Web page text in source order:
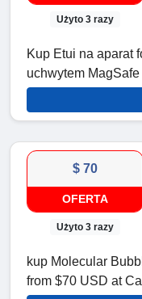
Użyto 3 razy
Kup Etui na aparat
uchwytem
$ 70
OFERTA
Użyto 3 razy
kup Molecular
from $70 USD at